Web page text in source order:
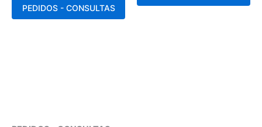
PEDIDOS - CONSULTAS